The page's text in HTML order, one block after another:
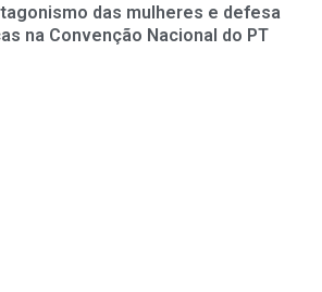
das mulheres e defesa
na Convenção Nacional do PT